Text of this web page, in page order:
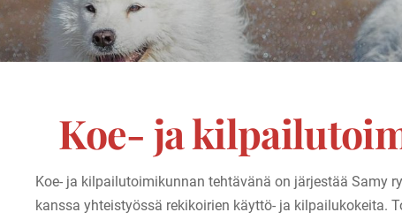
Koe- ja
Koe- ja kilpailutoimikunnan tehtävänä on järjestää Samy
kanssa yhteistyössä rekikoirien käyttö- ja kilpailukokeita.